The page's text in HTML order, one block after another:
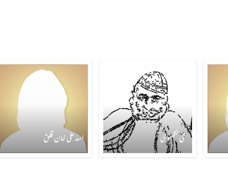
سخی لکھنوی اسد علی خان قلق